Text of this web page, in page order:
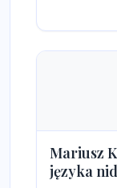
Mariusz
języka